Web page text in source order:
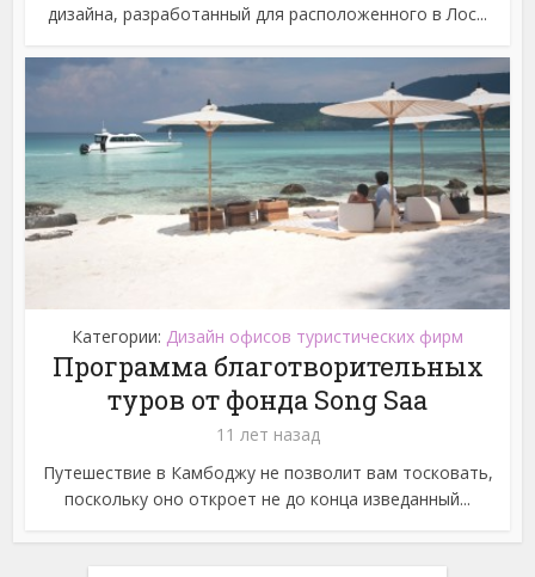
дизайна, разработанный для расположенного в Лос...
Категории: Дизайн офисов туристических фирм
Программа благотворительных
туров от фонда Song Saa
11 лет назад
Путешествие в Камбоджу не позволит вам тосковать,
поскольку оно откроет не до конца изведанный...